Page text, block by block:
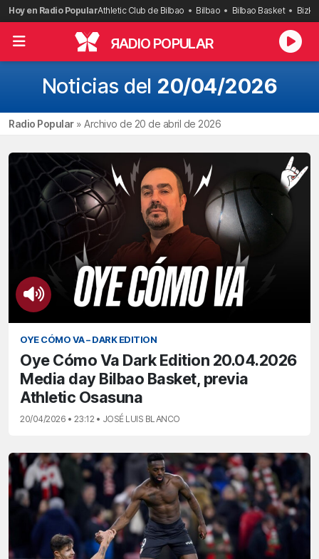
Saltar
al
contenido
Hoy en Radio PopularAthletic Club de Bilbao Bilbao Bilbao Basket
RADIO POPULAR
Noticias del 20/04/2026
Radio Popular» Archivo de 20 de abril de 2026
OYE CÓMO VA – DARK EDITION
Oye Cómo Va Dark Edition 20.04.2026
Media day Bilbao Basket, previa
Athletic Osasuna
20/04/2026 • 23:12 • JOSÉ LUIS BLANCO